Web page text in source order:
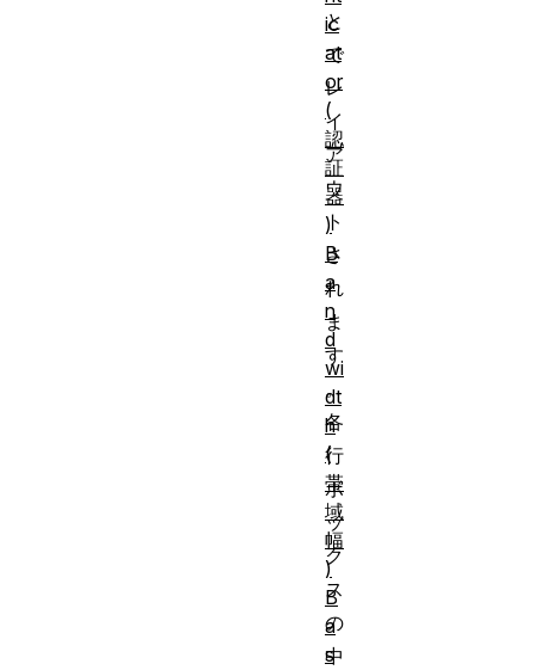
と
で
レ
イ
ア
ウ
ト
さ
れ
ま
す
。
各
行
ボ
ッ
ク
ス
の
中
ic
at
or
(
認
証
器
)
B
a
n
d
wi
dt
h
(
帯
域
幅
)
B
a
s